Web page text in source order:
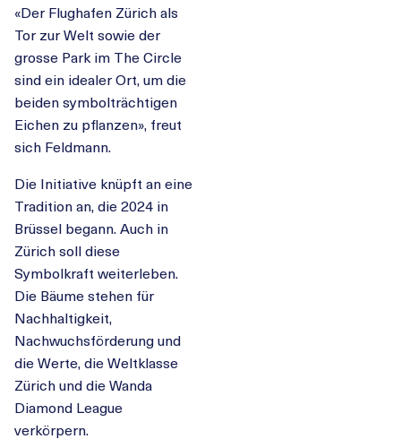
«Der Flughafen Zürich als
Tor zur Welt sowie der
grosse Park im The Circle
sind ein idealer Ort, um die
beiden symbolträchtigen
Eichen zu pflanzen», freut
sich Feldmann.
Die Initiative knüpft an eine
Tradition an, die 2024 in
Brüssel begann. Auch in
Zürich soll diese
Symbolkraft weiterleben.
Die Bäume stehen für
Nachhaltigkeit,
Nachwuchsförderung und
die Werte, die Weltklasse
Zürich und die Wanda
Diamond League
verkörpern.